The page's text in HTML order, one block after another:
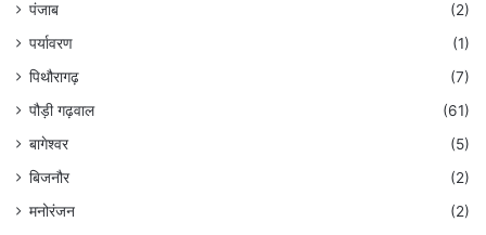
पंजाब
(2)
पर्यावरण
(1)
पिथौरागढ़
(7)
पौड़ी गढ़वाल
(61)
बागेश्वर
(5)
बिजनौर
(2)
मनोरंजन
(2)